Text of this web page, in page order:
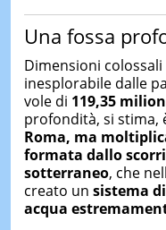
Una fossa
Dimensioni
inesplorabile dalle
vole di 119,35
profondità, si stima,
Roma, ma
formata dallo
sotterraneo, che
creato un sistema
acqua